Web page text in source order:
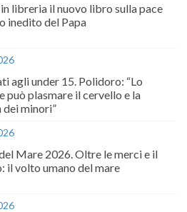
in libreria il nuovo libro sulla pace
inedito del Papa
agli under 15. Polidoro: “Lo
può plasmare il cervello e la
minori”
Mare 2026. Oltre le merci e il
il volto umano del mare